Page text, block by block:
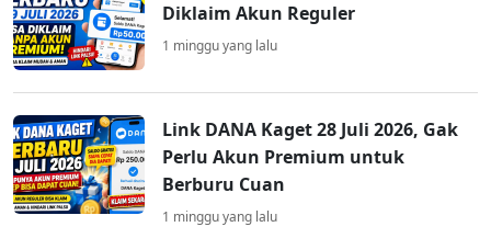
Diklaim Akun Reguler
1 minggu yang lalu
Link DANA Kaget 28 Juli 2026, Gak
Perlu Akun Premium untuk
Berburu Cuan
1 minggu yang lalu